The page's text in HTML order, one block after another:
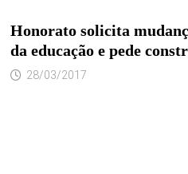
Honorato solicita
da educação e pede
28/03/2017